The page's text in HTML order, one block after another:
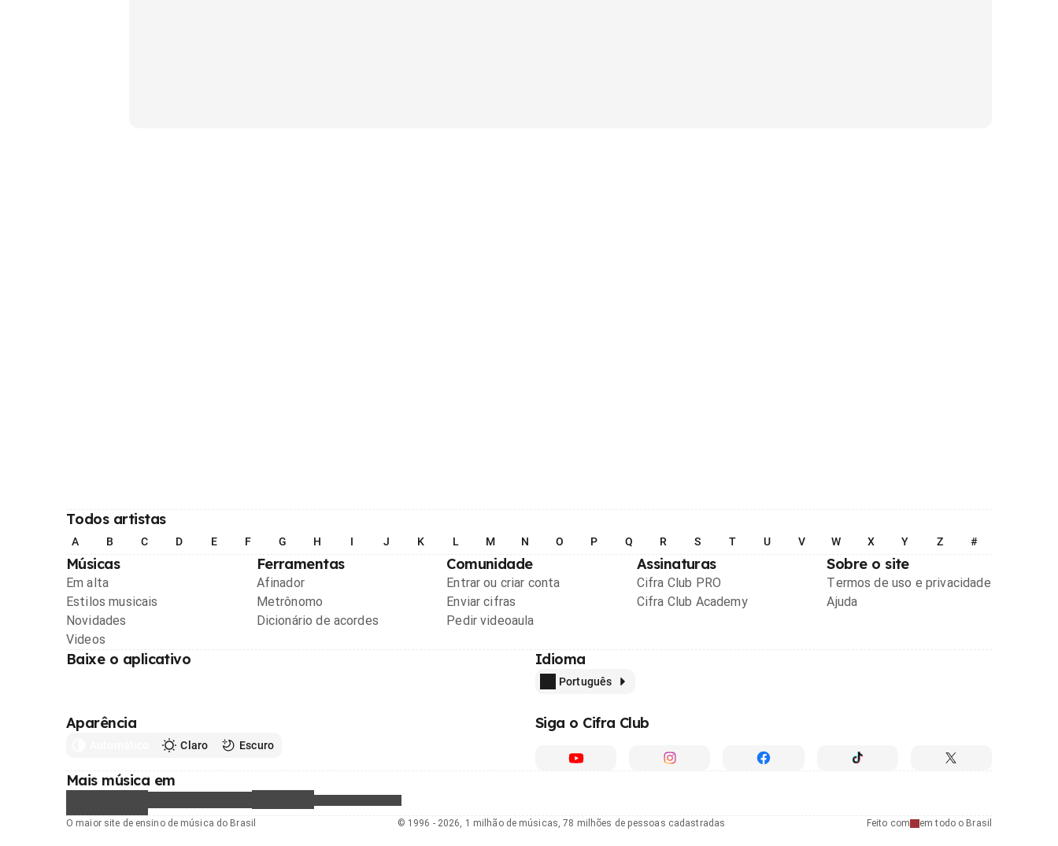
Todos artistas
A B C D E F G H I J K L M N O P Q R S T U V W X Y Z #
Músicas
Em alta
Estilos musicais
Novidades
Videos
Ferramentas
Afinador
Metrônomo
Dicionário de acordes
Comunidade
Entrar ou criar conta
Enviar cifras
Pedir videoaula
Assinaturas
Cifra Club PRO
Cifra Club Academy
Sobre o site
Termos de uso e privacidade
Ajuda
Baixe o aplicativo Idioma
Português
Aparência
Claro Escuro
Siga o Cifra Club
Mais música em
O maior site de ensino de música do Brasil Feito com em todo o Brasil
© 1996 - 2026, 1 milhão de músicas, 78 milhões de pessoas cadastradas